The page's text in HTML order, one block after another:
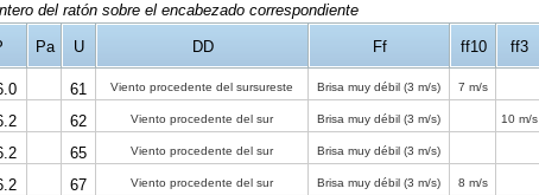
del ratón sobre el encabezado correspondiente
Pa U DD Ff ff10 ff3
61 Viento procedente del sursureste Brisa muy débil (3 m/s) 7 m/s
62 Viento procedente del sur Brisa muy débil (3 m/s) 10 m/s
65 Viento procedente del sur Brisa muy débil (3 m/s)
67 Viento procedente del sur Brisa muy débil (3 m/s) 8 m/s